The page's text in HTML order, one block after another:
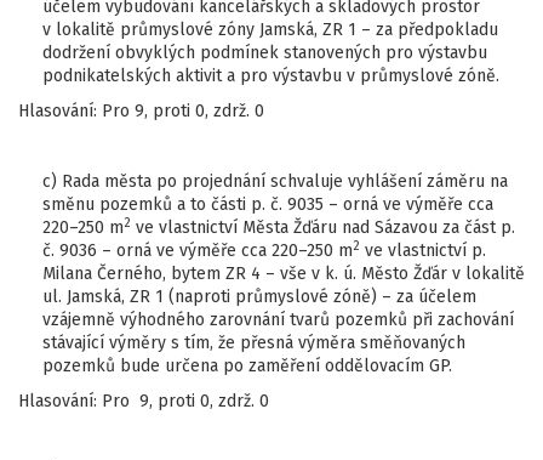
účelem vybudování kancelářských a skladových prostor
v lokalitě průmyslové zóny Jamská, ZR 1 – za předpokladu
dodržení obvyklých podmínek stanovených pro výstavbu
podnikatelských aktivit a pro výstavbu v průmyslové zóně.
Hlasování: Pro 9, proti 0, zdrž. 0
c) Rada města po projednání schvaluje vyhlášení záměru na
směnu pozemků a to části p. č. 9035 – orná ve výměře cca
220–250 m2 ve vlastnictví Města Žďáru nad Sázavou za část p.
č. 9036 – orná ve výměře cca 220–250 m2 ve vlastnictví p.
Milana Černého, bytem ZR 4 – vše v k. ú. Město Žďár v lokalitě
ul. Jamská, ZR 1 (naproti průmyslové zóně) – za účelem
vzájemně výhodného zarovnání tvarů pozemků při zachování
stávající výměry s tím, že přesná výměra směňovaných
pozemků bude určena po zaměření oddělovacím GP.
Hlasování: Pro 9, proti 0, zdrž. 0